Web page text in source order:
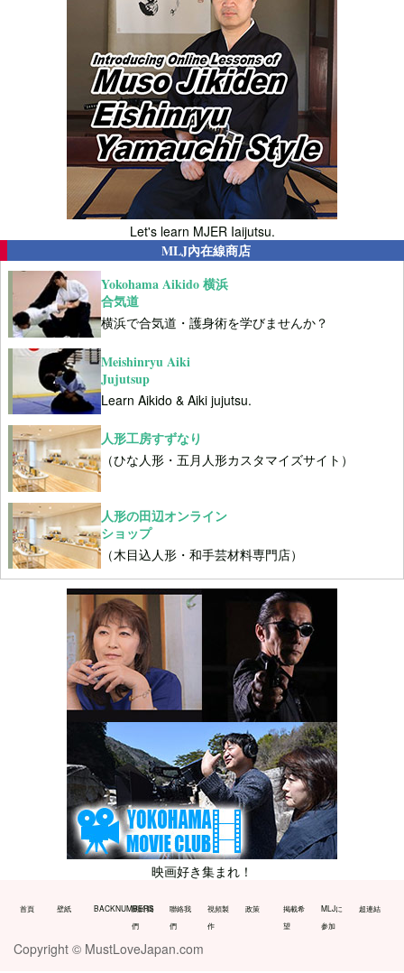
Let's learn MJER Iaijutsu.
MLJ內在線商店
Yokohama Aikido 横浜
合気道
横浜で合気道・護身術を学びませんか？
Meishinryu Aiki
Jujutsup
Learn Aikido & Aiki jujutsu.
人形工房すずなり
（ひな人形・五月人形カスタマイズサイト）
人形の田辺オンライン
ショップ
（木目込人形・和手芸材料専門店）
映画好き集まれ！
首頁 壁紙 BACKNUMBERS
關於我
們
聯絡我
們
視頻製
作
政策
掲載希
望
MLJに
参加
超連結
Copyright © MustLoveJapan.com